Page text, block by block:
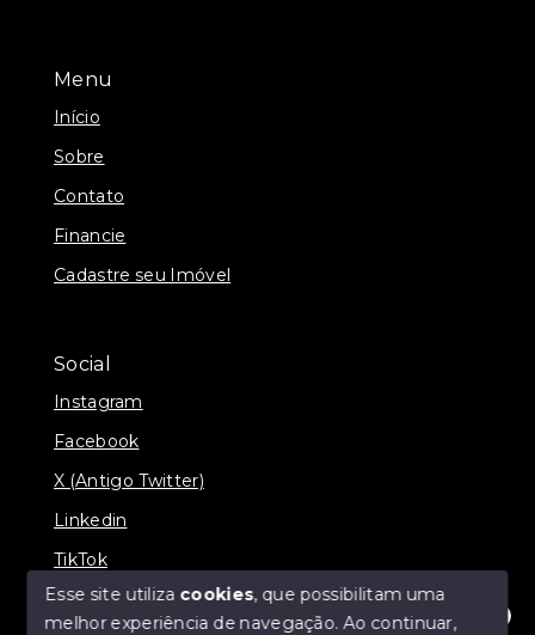
Menu
Início
Sobre
Contato
Financie
Cadastre seu Imóvel
Social
Instagram
Facebook
X (Antigo Twitter)
Linkedin
TikTok
Esse site utiliza cookies, que possibilitam uma
melhor experiência de navegação.Ao continuar,